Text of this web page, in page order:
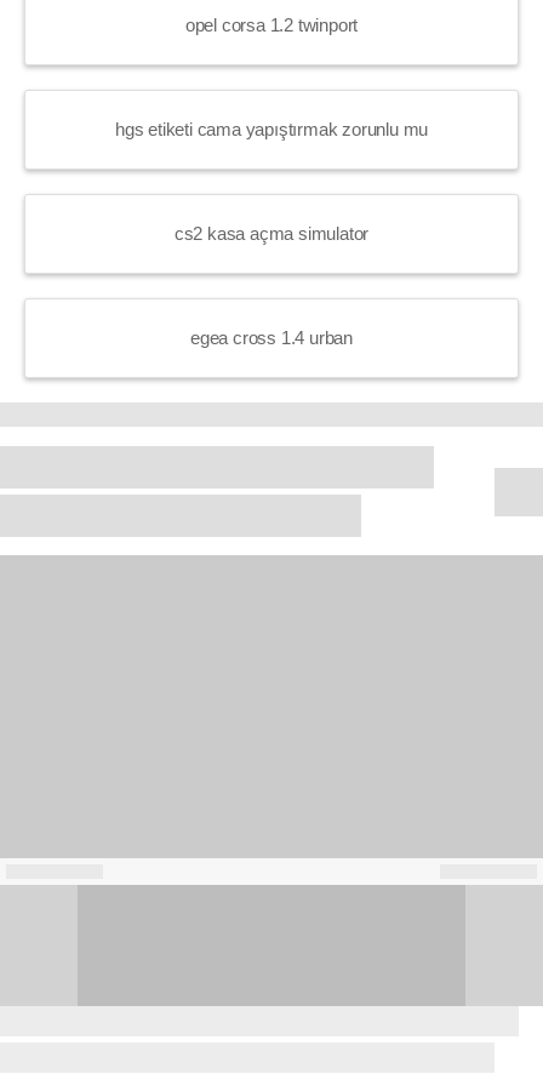
opel corsa 1.2 twinport
hgs etiketi cama yapıştırmak zorunlu mu
cs2 kasa açma simulator
egea cross 1.4 urban